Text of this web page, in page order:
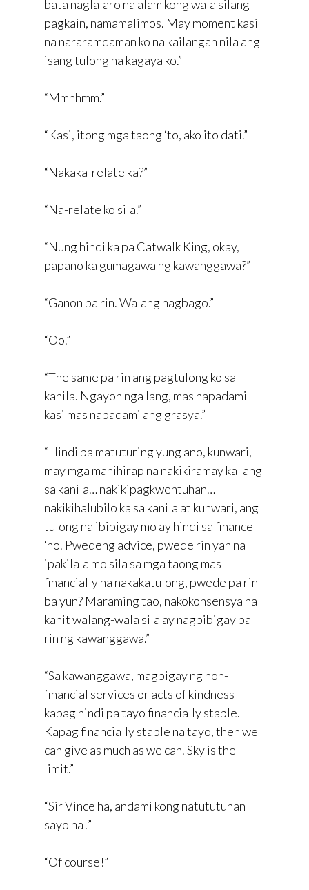
bata naglalaro na alam kong wala silang
pagkain, namamalimos. May moment kasi
na nararamdaman ko na kailangan nila ang
isang tulong na kagaya ko.”
“Mmhhmm.”
“Kasi, itong mga taong ‘to, ako ito dati.”
“Nakaka-relate ka?”
“Na-relate ko sila.”
“Nung hindi ka pa Catwalk King, okay,
papano ka gumagawa ng kawanggawa?”
“Ganon pa rin. Walang nagbago.”
“Oo.”
“The same pa rin ang pagtulong ko sa
kanila. Ngayon nga lang, mas napadami
kasi mas napadami ang grasya.”
“Hindi ba matuturing yung ano, kunwari,
may mga mahihirap na nakikiramay ka lang
sa kanila… nakikipagkwentuhan…
nakikihalubilo ka sa kanila at kunwari, ang
tulong na ibibigay mo ay hindi sa finance
‘no. Pwedeng advice, pwede rin yan na
ipakilala mo sila sa mga taong mas
financially na nakakatulong, pwede pa rin
ba yun? Maraming tao, nakokonsensya na
kahit walang-wala sila ay nagbibigay pa
rin ng kawanggawa.”
“Sa kawanggawa, magbigay ng non-
financial services or acts of kindness
kapag hindi pa tayo financially stable.
Kapag financially stable na tayo, then we
can give as much as we can. Sky is the
limit.”
“Sir Vince ha, andami kong natututunan
sayo ha!”
“Of course!”